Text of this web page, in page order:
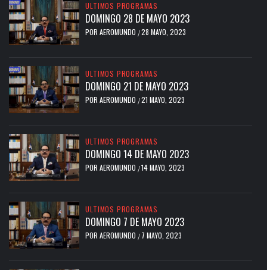
ULTIMOS PROGRAMAS
DOMINGO 28 DE MAYO 2023
POR AEROMUNDO /28 MAYO, 2023
ULTIMOS PROGRAMAS
DOMINGO 21 DE MAYO 2023
POR AEROMUNDO /21 MAYO, 2023
ULTIMOS PROGRAMAS
DOMINGO 14 DE MAYO 2023
POR AEROMUNDO /14 MAYO, 2023
ULTIMOS PROGRAMAS
DOMINGO 7 DE MAYO 2023
POR AEROMUNDO / 7 MAYO, 2023